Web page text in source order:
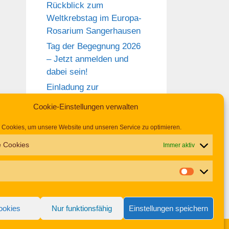
Cookie-Einstellungen verwalten
um unsere Website und unseren Service zu optimieren.
Cookies Immer aktiv
Nur funktionsfähig Einstellungen speichern
Rückblick zum
Weltkrebstag im Europa-
Rosarium Sangerhausen
Tag der Begegnung 2026
– Jetzt anmelden und
dabei sein!
Einladung zur
März in Hettstedt
Aufruf zu den
„Gemeinsam für Inklusion
2026